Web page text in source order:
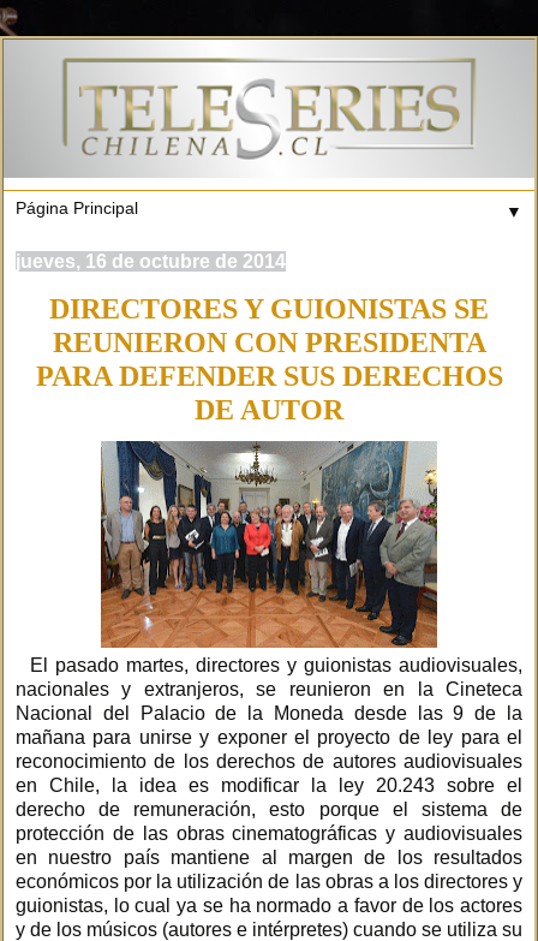
▼
jueves, 16 de octubre de 2014
DIRECTORES Y GUIONISTAS SE
REUNIERON CON PRESIDENTA
PARA DEFENDER SUS DERECHOS
DE AUTOR
El pasado martes, directores y guionistas audiovisuales,
nacionales y extranjeros, se reunieron en la Cineteca
Nacional del Palacio de la Moneda desde las 9 de la
mañana para unirse y exponer el proyecto de ley para el
reconocimiento de los derechos de autores audiovisuales
en Chile, la idea es modificar la ley 20.243 sobre el
derecho de remuneración, esto porque el sistema de
protección de las obras cinematográficas y audiovisuales
en nuestro país mantiene al margen de los resultados
económicos por la utilización de las obras a los directores y
guionistas, lo cual ya se ha normado a favor de los actores
y de los músicos (autores e intérpretes) cuando se utiliza su